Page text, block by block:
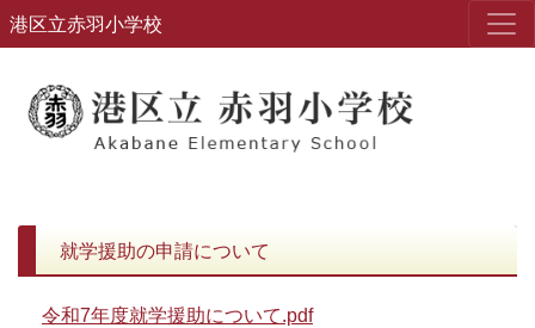
港区立赤羽小学校
就学援助の申請について
令和7年度就学援助について.pdf